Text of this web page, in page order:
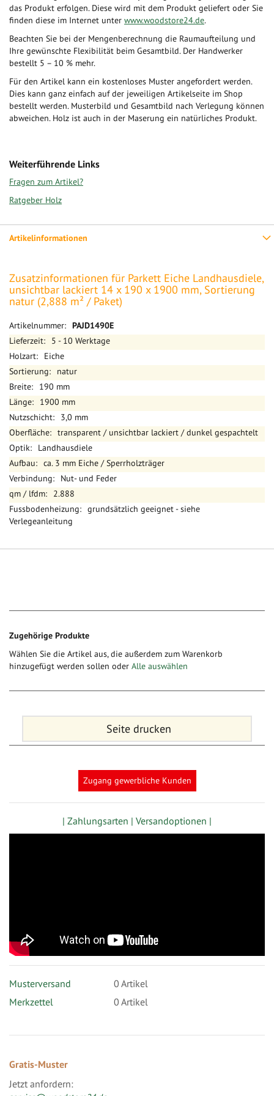
das Produkt erfolgen. Diese wird mit dem Produkt geliefert oder Sie
finden diese im Internet unter www.woodstore24.de.
Beachten Sie bei der Mengenberechnung die Raumaufteilung und
Ihre gewünschte Flexibilität beim Gesamtbild. Der Handwerker
bestellt 5 – 10 % mehr.
Für den Artikel kann ein kostenloses Muster angefordert werden.
Dies kann ganz einfach auf der jeweiligen Artikelseite im Shop
bestellt werden. Musterbild und Gesamtbild nach Verlegung können
abweichen. Holz ist auch in der Maserung ein natürliches Produkt.
Weiterführende Links
Fragen zum Artikel?
Ratgeber Holz
Artikelinformationen
Zusatzinformationen für Parkett Eiche Landhausdiele,
unsichtbar lackiert 14 x 190 x 1900 mm, Sortierung
natur (2,888 m² / Paket)
Mehr
Informationen
PAJD1490E
5 - 10 Werktage
Eiche
natur
190 mm
1900 mm
3,0 mm
transparent / unsichtbar lackiert / dunkel gespachtelt
Landhausdiele
ca. 3 mm Eiche / Sperrholzträger
Nut- und Feder
2.888
grundsätzlich geeignet - siehe
Verlegeanleitung
Zugehörige Produkte
Wählen Sie die Artikel aus, die außerdem zum Warenkorb
hinzugefügt werden sollen oder Alle auswählen
Seite drucken
Zugang gewerbliche Kunden
| Zahlungsarten | Versandoptionen |
Musterversand 0 Artikel
Merkzettel
0 Artikel
Gratis-Muster
Jetzt anfordern: